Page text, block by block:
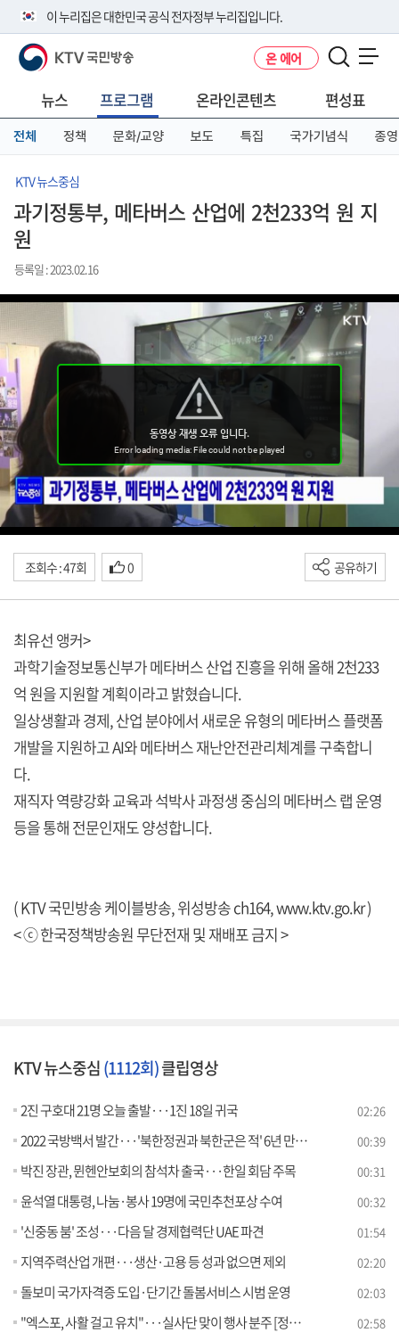
이 누리집은 대한민국 공식 전자정부 누리집입니다.
공식 누리집 주소 확인하기
니다.
이밖에 or.kr 또는 .kr등 다른 도메인 주소를 사용하고 있다면 아래 URL에
서 도메인 주소를 확인해 보세요
KTV 국민방송 온 에어
뉴스 프로그램 온라인콘텐츠 편성표
전체 정책 문화/교양 보도 특집 국가기념식 종영
KTV 뉴스중심
과기정통부, 메타버스 산업에 2천233억 원 지
원
등록일 : 2023.02.16
조회수 : 47회 0 공유하기
최유선 앵커>
과학기술정보통신부가 메타버스 산업 진흥을 위해 올해 2천233
억 원을 지원할 계획이라고 밝혔습니다.
일상생활과 경제, 산업 분야에서 새로운 유형의 메타버스 플랫폼
개발을 지원하고 AI와 메타버스 재난안전관리체계를 구축합니
다.
재직자 역량강화 교육과 석박사 과정생 중심의 메타버스 랩 운영
등을 통해 전문인재도 양성합니다.
( KTV 국민방송 케이블방송, 위성방송 ch164,www.ktv.go.kr)
< ⓒ 한국정책방송원 무단전재 및 재배포 금지 >
KTV 뉴스중심(1112회)클립영상
2진 구호대 21명 오늘 출발···1진 18일 귀국 02:26
2022 국방백서 발간···'북한정권과 북한군은 적' 6년 만에 부활 00:39
박진 장관, 뮌헨안보회의 참석차 출국···한일 회담 주목 00:31
윤석열 대통령, 나눔·봉사 19명에 국민추천포상 수여 00:32
'신중동 붐' 조성···다음 달 경제협력단 UAE 파견 01:54
지역주력산업 개편···생산·고용 등 성과 없으면 제외 02:20
돌보미 국가자격증 도입·단기간 돌봄서비스 시범 운영 02:03
"엑스포, 사활 걸고 유치"···실사단 맞이 행사 분주 [정책현장+] 02:58